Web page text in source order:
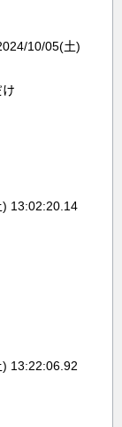
10/05(土)
) 13:02:20.14
13:22:06.92